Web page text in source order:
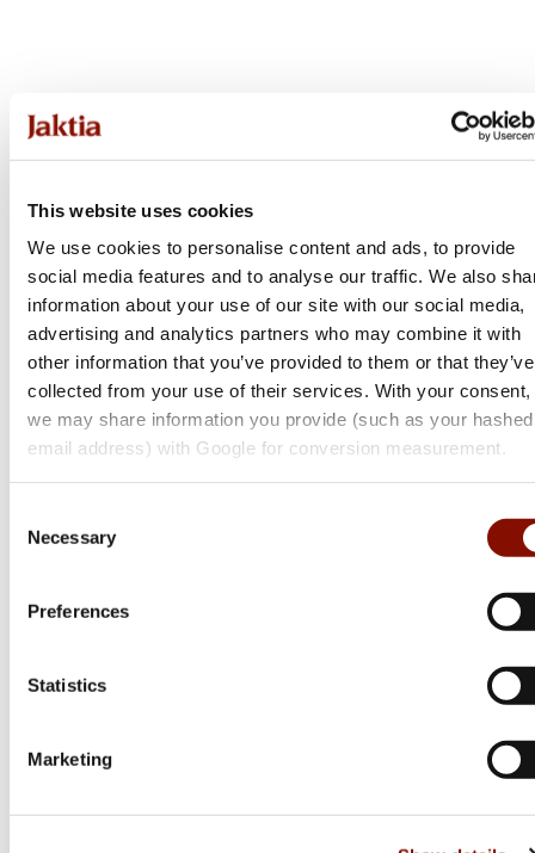
This website uses cookies
We use cookies to personalise content and ads, to provide
social media features and to analyse our traffic. We also
information about your use of our site with our social media,
advertising and analytics partners who may combine it with
other information that you’ve provided to them or that they’ve
collected from your use of their services. With your consent,
we may share information you provide (such as your hashed
email address) with Google for conversion measurement.
Selection
Necessary
Preferences
Statistics
Marketing
Sako
Från 29 999 kr